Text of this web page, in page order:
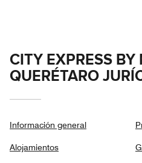
CITY EXPRESS BY
QUERÉTARO
Información general
Alojamientos